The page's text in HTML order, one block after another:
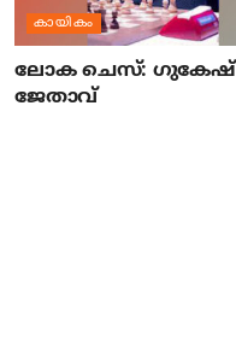
കായികം
ലോക ചെസ്: ഗുകേഷ്
ജേതാവ്